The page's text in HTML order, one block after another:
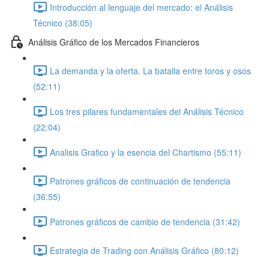
Introducción al lenguaje del mercado: el Análisis
Técnico (38:05)
Análisis Gráfico de los Mercados Financieros
La demanda y la oferta. La batalla entre toros y osos
(52:11)
Los tres pilares fundamentales del Análisis Técnico
(22:04)
Analisis Grafico y la esencia del Chartismo (55:11)
Patrones gráficos de continuación de tendencia
(36:55)
Patrones gráficos de cambio de tendencia (31:42)
Estrategia de Trading con Análisis Gráfico (80:12)